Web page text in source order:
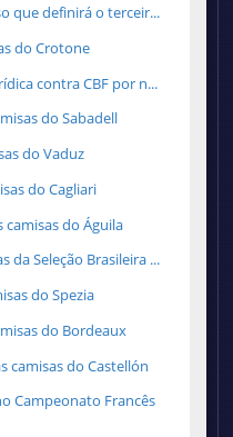
que definirá o terceir...
do Crotone
contra CBF por n...
do Sabadell
do Vaduz
do Cagliari
do Águila
da Seleção Brasileira ...
do Spezia
do Bordeaux
camisas do Castellón
Campeonato Francês